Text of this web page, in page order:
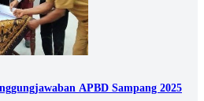
APBD Sampang 2025